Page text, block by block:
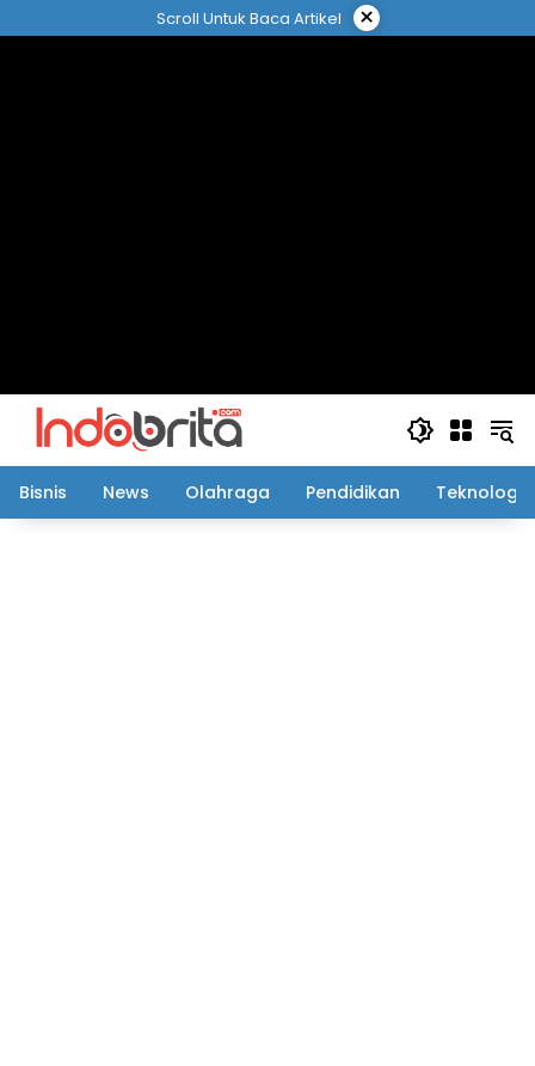
ke
Scroll Untuk Baca Artikel ×
Bisnis News Olahraga Pendidikan Teknologi